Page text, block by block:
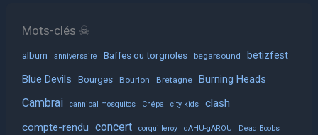
Mots-clés ☠
album anniversaire Baffes ou torgnoles begarsound betizfest
Blue Devils Bourges Bourlon Bretagne Burning Heads
Cambrai cannibal mosquitos Chépa city kids
clash
compte-rendu concert corquilleroy dAHU-gAROU Dead Boobs